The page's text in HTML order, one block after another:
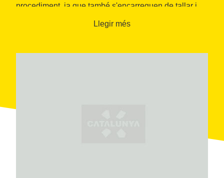
procediment, ja que també s'encarreguen de tallar i
aconsegueixen mantenir un tracte directe entre
Llegir més